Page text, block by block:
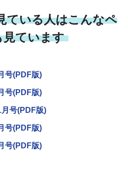
ている人はこんなペ
見ています
号(PDF版)
号(PDF版)
号(PDF版)
号(PDF版)
号(PDF版)